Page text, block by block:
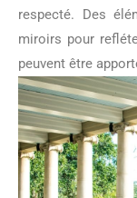
respecté. Des
miroirs pour
peuvent être